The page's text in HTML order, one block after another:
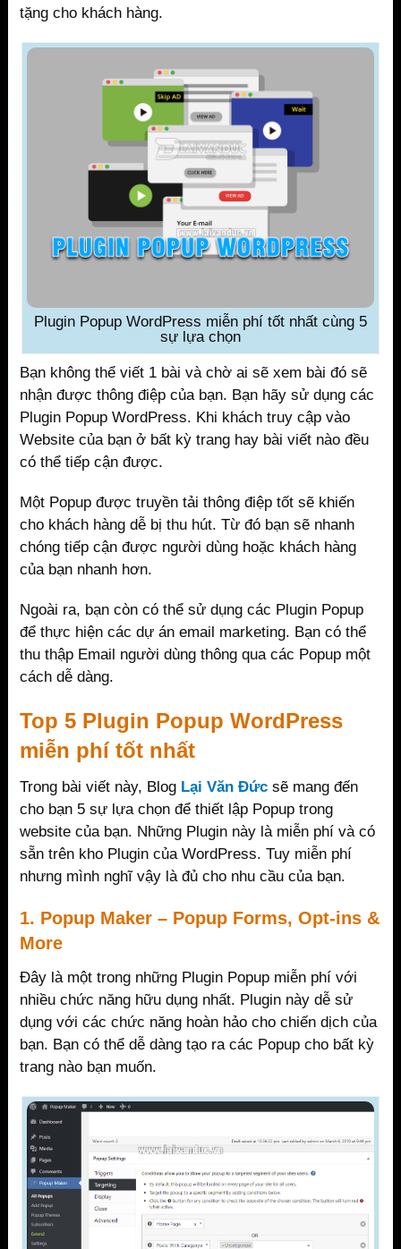
tặng cho khách hàng.
Plugin Popup WordPress miễn phí tốt nhất cùng 5
sự lựa chọn
Bạn không thể viết 1 bài và chờ ai sẽ xem bài đó sẽ
nhận được thông điệp của bạn. Bạn hãy sử dụng các
Plugin Popup WordPress. Khi khách truy cập vào
Website của bạn ở bất kỳ trang hay bài viết nào đều
có thể tiếp cận được.
Một Popup được truyền tải thông điệp tốt sẽ khiến
cho khách hàng dễ bị thu hút. Từ đó bạn sẽ nhanh
chóng tiếp cận được người dùng hoặc khách hàng
của bạn nhanh hơn.
Ngoài ra, bạn còn có thể sử dụng các Plugin Popup
để thực hiện các dự án email marketing. Bạn có thể
thu thập Email người dùng thông qua các Popup một
cách dễ dàng.
Top 5 Plugin Popup WordPress
miễn phí tốt nhất
Trong bài viết này, Blog Lại Văn Đứcsẽ mang đến
cho bạn 5 sự lựa chọn để thiết lập Popup trong
website của bạn. Những Plugin này là miễn phí và có
sẵn trên kho Plugin của WordPress. Tuy miễn phí
nhưng mình nghĩ vậy là đủ cho nhu cầu của bạn.
1. Popup Maker – Popup Forms, Opt-ins &
More
Đây là một trong những Plugin Popup miễn phí với
nhiều chức năng hữu dụng nhất. Plugin này dễ sử
dụng với các chức năng hoàn hảo cho chiến dịch của
bạn. Bạn có thể dễ dàng tạo ra các Popup cho bất kỳ
trang nào bạn muốn.